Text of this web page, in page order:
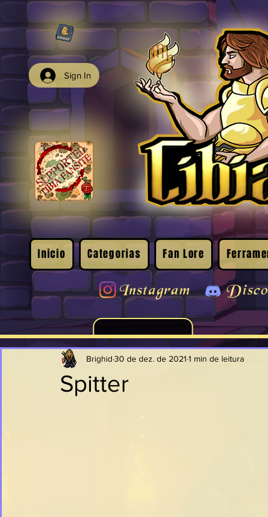
Sign In
Inicio Categorias Fan Lore
Instagram
Spitter
Brighid 30 de dez. de 2021 1 min de leitura